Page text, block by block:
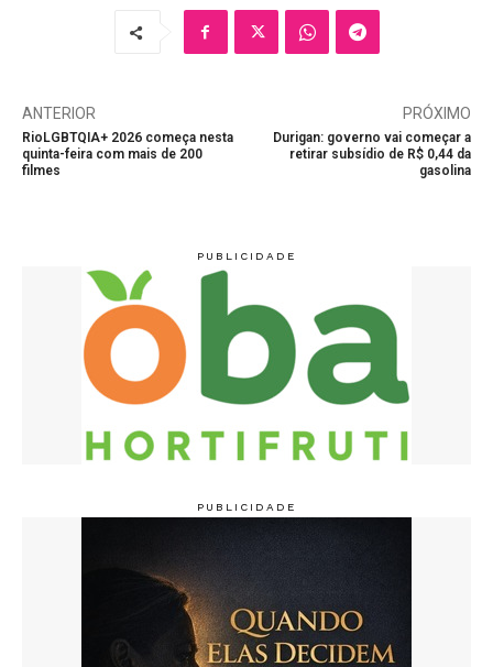
ANTERIOR
RioLGBTQIA+ 2026 começa nesta
quinta-feira com mais de 200
filmes
PRÓXIMO
Durigan: governo vai começar a
retirar subsídio de R$ 0,44 da
gasolina